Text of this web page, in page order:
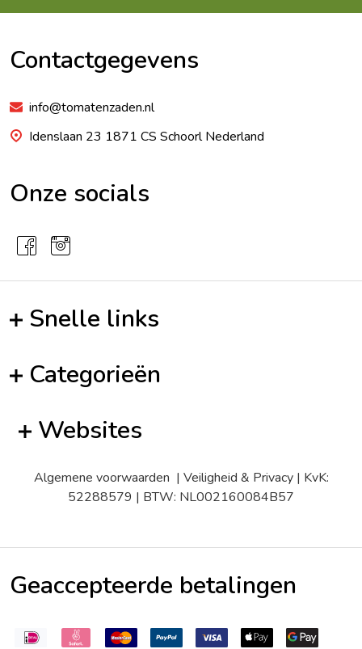
Contactgegevens
info@tomatenzaden.nl
Idenslaan 23 1871 CS Schoorl Nederland
Onze socials
Snelle links
Categorieën
Websites
Algemene voorwaarden | Veiligheid & Privacy| KvK:
52288579 | BTW: NL002160084B57
Geaccepteerde betalingen